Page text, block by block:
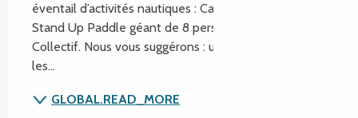
éventail d’activités nautiques : Catamaran, Kayak,
Stand Up Paddle géant de 8 personnes, Voilier
Collectif. Nous vous suggérons : un « Voyage vers
les...
GLOBAL.READ_MORE